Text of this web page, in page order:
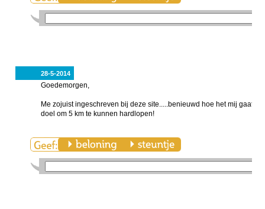
28-5-2014
Goedemorgen,
Me zojuist ingeschreven bij deze site.....benieuwd hoe het mij gaat
doel om 5 km te kunnen hardlopen!